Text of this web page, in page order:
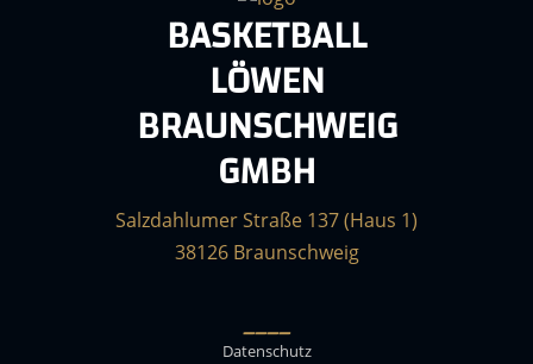
BASKETBALL
LÖWEN
BRAUNSCHWEIG
GMBH
Salzdahlumer Straße 137 (Haus 1)
38126 Braunschweig
____
Datenschutz